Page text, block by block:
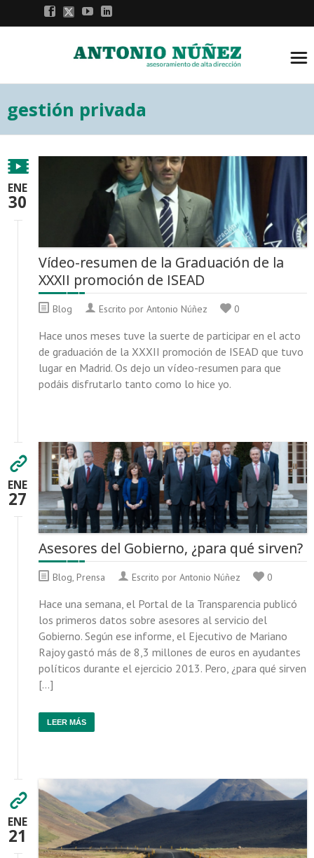
gestión privada
ENE
30
Vídeo-resumen de la Graduación de la
XXXII promoción de ISEAD
Blog Escrito por Antonio Núñez 0
Hace unos meses tuve la suerte de participar en el acto
de graduación de la XXXII promoción de ISEAD que tuvo
lugar en Madrid. Os dejo un vídeo-resumen para que
podáis disfrutarlo tanto como lo hice yo.
ENE
27
Asesores del Gobierno, ¿para qué sirven?
Blog, Prensa Escrito por Antonio Núñez 0
Hace una semana, el Portal de la Transparencia publicó
los primeros datos sobre asesores al servicio del
Gobierno. Según ese informe, el Ejecutivo de Mariano
Rajoy gastó más de 8,3 millones de euros en ayudantes
políticos durante el ejercicio 2013. Pero, ¿para qué sirven
[…]
LEER MÁS
ENE
21